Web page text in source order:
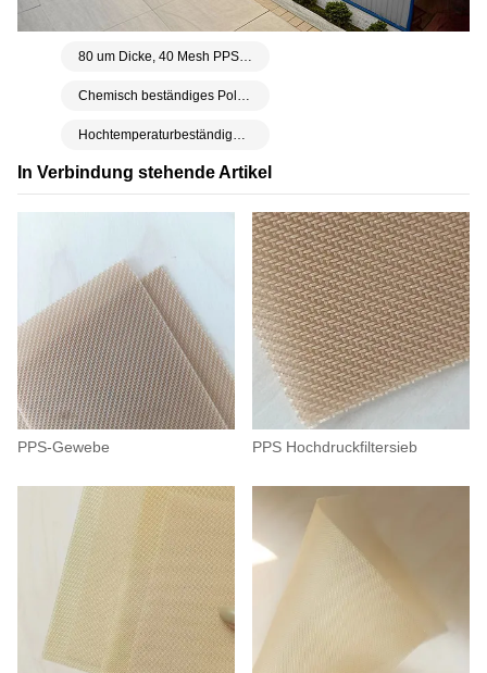
In Verbindung stehende Artikel
PPS-Gewebe PPS Hochdruckfiltersieb
80 um Dicke, 40 Mesh PPS-Netz
Chemisch beständiges Polyphenylensulfid-PPS-Netz
Hochtemperaturbeständiges Polyphenylensulfid-PPS-Netz